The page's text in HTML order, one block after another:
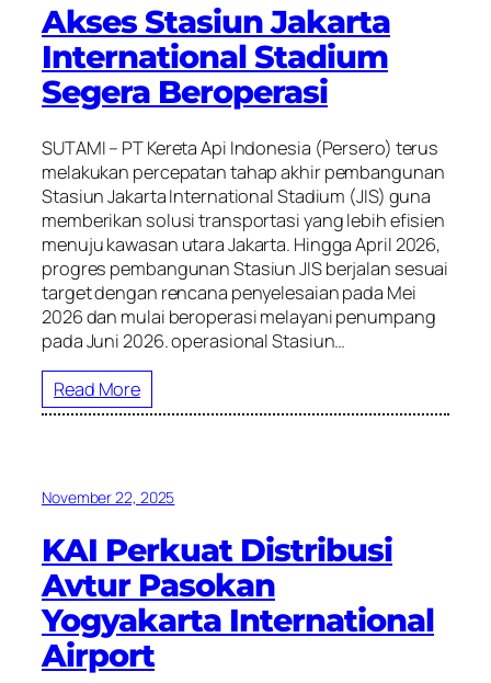
Akses Stasiun Jakarta
International Stadium
Segera Beroperasi
SUTAMI – PT Kereta Api Indonesia (Persero) terus
melakukan percepatan tahap akhir pembangunan
Stasiun Jakarta International Stadium (JIS) guna
memberikan solusi transportasi yang lebih efisien
menuju kawasan utara Jakarta. Hingga April 2026,
progres pembangunan Stasiun JIS berjalan sesuai
target dengan rencana penyelesaian pada Mei
2026 dan mulai beroperasi melayani penumpang
pada Juni 2026. operasional Stasiun…
Read More
November 22, 2025
KAI Perkuat Distribusi
Avtur Pasokan
Yogyakarta International
Airport